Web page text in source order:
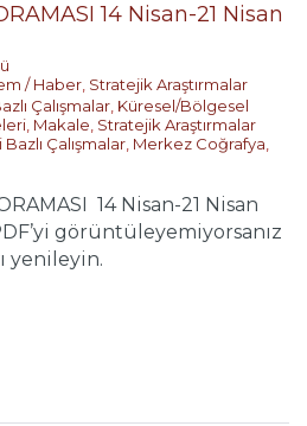
14 Nisan-21 Nisan
/ Haber, Stratejik Araştırmalar
Çalışmalar, Küresel/Bölgesel
, Makale, Stratejik Araştırmalar
Çalışmalar, Merkez Coğrafya,
14 Nisan-21 Nisan
görüntüleyemiyorsanız
yenileyin.